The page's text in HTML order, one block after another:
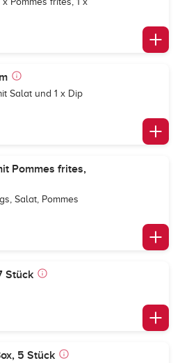
Salat und 1 x Dip
Pommes frites,
Salat, Pommes
Stück
5 Stück